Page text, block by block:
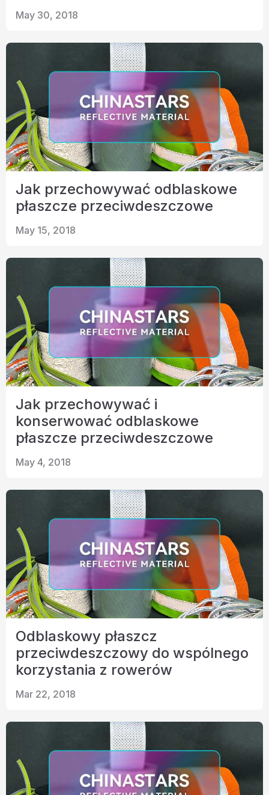
May 30, 2018
Jak przechowywać odblaskowe
płaszcze przeciwdeszczowe
May 15, 2018
Jak przechowywać i
konserwować odblaskowe
płaszcze przeciwdeszczowe
May 4, 2018
Odblaskowy płaszcz
przeciwdeszczowy do wspólnego
korzystania z rowerów
Mar 22, 2018